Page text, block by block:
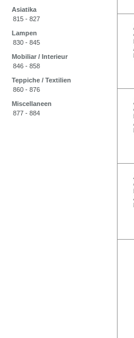
Asiatika
815 - 827
Lampen
830 - 845
Mobiliar / Interieur
846 - 858
Teppiche / Textilien
860 - 876
Miscellaneen
877 - 884